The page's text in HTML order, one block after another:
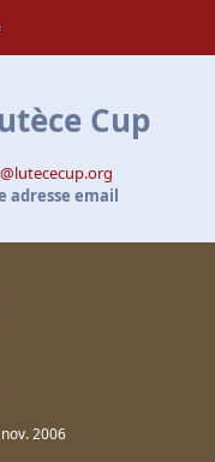
Cup
adresse email
2006